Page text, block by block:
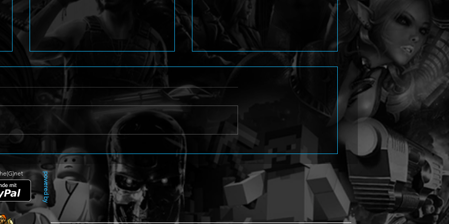
Arcade Shoot'em Up
Caladrius 2/Dark Element
enthüllt
Persona 4 Revival stellt Yukiko
Amagi im neuen Trailer vor
powered by